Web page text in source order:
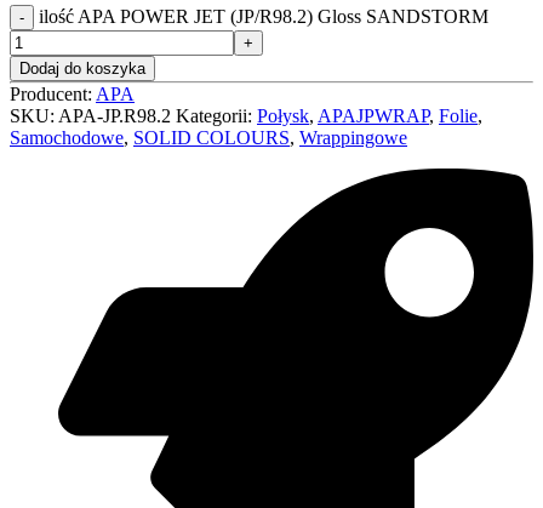
ilość APA POWER JET (JP/R98.2) Gloss SANDSTORM
Dodaj do koszyka
Producent: APA
SKU: APA-JP.R98.2 Kategorii: Połysk, APAJPWRAP, Folie,
Samochodowe, SOLID COLOURS, Wrappingowe